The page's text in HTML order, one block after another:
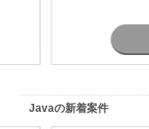
Javaの新着案件